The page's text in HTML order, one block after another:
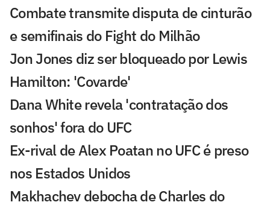
Combate transmite disputa de cinturão
e semifinais do Fight do Milhão
Jon Jones diz ser bloqueado por Lewis
Hamilton: 'Covarde'
Dana White revela 'contratação dos
sonhos' fora do UFC
Ex-rival de Alex Poatan no UFC é preso
nos Estados Unidos
Makhachev debocha de Charles do